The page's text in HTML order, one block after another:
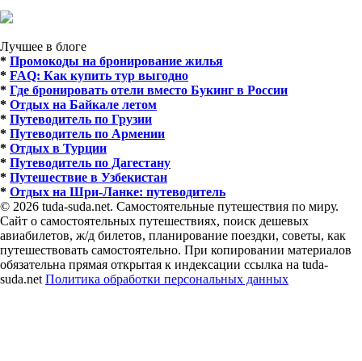
Лучшее в блоге
* Промокоды на бронирование жилья
* FAQ: Как купить тур выгодно
* Где бронировать отели вместо Букинг в России
* Отдых на Байкале летом
* Путеводитель по Грузии
* Путеводитель по Армении
* Отдых в Турции
* Путеводитель по Дагестану
* Путешествие в Узбекистан
* Отдых на Шри-Ланке: путеводитель
© 2026 tuda-suda.net. Самостоятельные путешествия по миру.
Сайт о самостоятельных путешествиях, поиск дешевых
авиабилетов, ж/д билетов, планирование поездки, советы, как
путешествовать самостоятельно. При копировании материалов
обязательна прямая открытая к индексации ссылка на tuda-
suda.net Политика обработки персональных данных